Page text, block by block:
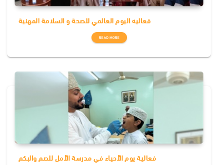
فعاليه اليوم العالمي للصحة و السلامة المهنية
READ MORE
فعالية يوم الأحياء في مدرسة الأمل للصم والبكم